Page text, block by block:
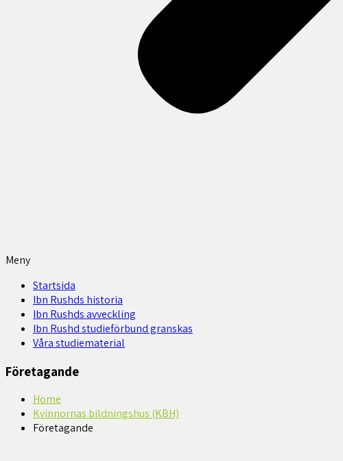
Meny
Startsida
Ibn Rushds historia
Ibn Rushds avveckling
Ibn Rushd studieförbund granskas​
Våra studiematerial
Företagande
Home
Kvinnornas bildningshus (KBH)
Företagande